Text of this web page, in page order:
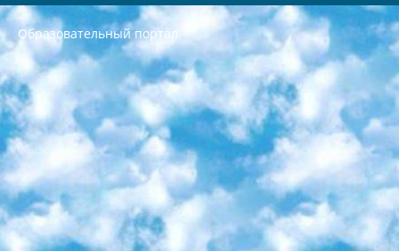
Образовательный портал
РЕСПУБЛИКА УЗБЕКИСТАН МИНИСТРЕРСТВО ДОШКОЛЬНОГО И ШКОЛЬНОГО ОБРАЗОВАНИЯ КОМАНДА в общеобразовательных учреждениях в 2023-2024 учебном году организация и проведение итоговой государственной аттестации обучающихся о Министра дошкольного и школьного образования Республики Узбекистан от 4 марта 2008 года (постановлением Минюста от 20 марта 2008 года № 1778 государственной регистрации) «Итоговое состояние учащихся общего среднего образования на основании положения об утверждении положения об аттестации общего среднего образования выпускной экзамен студентов в образовательных учреждениях в 2023-2024 учебном году В целях организации и прохождения аттестации приказываю: 1. Следующее: перечень предметов, по которым будет проводиться итоговая государственная аттестация и экзамен формы перевода согласно приложению 1; сертификаты международного образца, оценивающие уровень владения иностранными языками перечень согласно приложению 2; 2. Педагогический при специализированных образовательных учреждениях. научно-практический центр квалификации и международной оценки (Д.Давидова) 2024 г. До 25 марта: задания по предметам, по которым будет проводиться итоговая аттестация разработка и утверждение технических условий; итоговая аттестация на основании разработанного предметного задания разработка вопросов по предметам (устно и письменно), экзамен передача; общеобразовательные средние школы и специальные учебные заведения учащиеся выпускных классов школ и интернатов в агентской системе подготовка базы данных экзаменационных материалов и критериев оценки; перевод базы экзаменационных материалов на все языки обучения подать в Республиканский образовательный центр для изготовления; варианты экзаменов на основе разработанных контрольных материалов пусть будут поставлены задачи формирования. 3. Республиканский образовательный центр (Ш.Худайкулов) до 5 апреля 2024 года. до: база данных предоставленных экзаменационных материалов на все языки обучения перевод и экспертиза; для слепых, слабовидящих, глухих, слабослышащих и умственно отсталых детей учащиеся выпускных классов специализированных школ и школ-интернатов база данных экзаменационных материалов на всех преподаваемых языках подготовка критериев оценки; специализированные школы для умственно отсталых детей и технологии для учащихся выпускных классов школ-интернатов разработка соответствующих рекомендаций и критериев проведения ЕГЭ по естествознанию давать задания. 4. Педагогический при специализированных образовательных учреждениях. Научно-практический центр навыков и международной оценки (Д.Давидова), Республика образовательный центр (Худайкулов Ш.) итоговый государственный аттестационный экзамен ориентирован на творческое и логическое мышление при подготовке базы материалов учитывать введение заданий. 5. Следует отметить, что: сертификат государственного образца о знании общеобразовательного предмета и как минимум национальный уровень B1 по предметам на иностранных языках, указанным в Приложении 2. или международно признанный сертификат эквивалентного уровня студенты, изучающие определенный предмет, освобождаются от экзамена; по соответствующим предметам запланирована итоговая государственная аттестация за день до дня, путем жеребьевки Рабочей группой (в письменной форме по предметам, проводимым в форме) из числа сформированных вариантов выбрано 2 варианта; 2 выбранных варианта экзамена анонсированы на официальном сайте министерства и все выпускники по всей стране на основе этих вариантов проводит итоговую государственную аттестацию. 6. Государственное образование учащихся средних общеобразовательных учреждений. знания в соответствии с квалификационными требованиями, которые необходимо приобрести на основании стандартов итоговый (выпускной) контроль для 9 и 11 классов в целях тестирования Экзамены (далее – экзамены) состоят из предметов, перечисленных в приложении 1. будет сделано. 7. Экзамены пройдут с 26 мая по 15 июня 2024 г. (кроме науки физического воспитания). 8. Физическая для учащихся 9 классов общесредних образовательных учреждений. Экзамены по предмету «Образование, квалификация медицина» 1-6 мая 2024 года. сотрудники перевести под присмотр (с отклонениями в физическом или умственном развитии) специализированная школа для детей, школы-интернаты и со сколиозом школы-интернаты санаторного типа для больных детей исключены). 9. Он был слепым, слабовидящим и имел нарушения опорно-двигательного аппарата. экзамены в специализированных школах и интернатах для детей должны проводиться исходя из требований, предъявляемых к общеобразовательным учреждениям (физкультура кроме науки). 10. Специализированная школа для глухих и слабослышащих детей. и экзамены в интернатах и быть реализован в виде письменного теста по математике. 11. Специальность для умственно отсталых детей. Для 9 класса Родной язык и литературное письмо Государственный язык (язык обучения – узбекский). для неклассов) написано Математическое письмо Письменная/устная история Узбекистана Физическое воспитание практично Итоговый контроль Для 11 класса Написание родного языка и литературы (эссе) Математическое письмо Узбекский язык (обучение на узбекском языке) не посещающее общее среднее образование для учреждений)/Образовательное учреждение выбор письменный и устный Иностранный язык письменный/устный Письменная/устная история Узбекистана *По выбору студента:  Химия  Физика  Основы государственного права  География 10 бесплатных образовательных ресурсов - Мы составили подборку онлайн-проектов с интерактивными упражнениями, видеолекциями и статьями. Они помогут вам обрести новые и освежить старые знания бесплатно. 1. «ИНТУИТ» Старейшая образовательная площадка Рунета. Здесь вы найдёте сотни текстовых и видеокурсов на десятки различных тем — от программирования до психологии. Многие курсы подготовлены российскими университетами и крупными международными компаниями вроде Intel и Microsoft. Самостоятельное обучение бесплатное, но желающие могут оплатить услуги персональных наставников. 2. «Смартия» знакомит с актуальными профессиями и подсказывает, как им обучаться. Выбрав заинтересовавшую вас специальность — SMM-специалист, фотограф, веб-дизайнер или другую, — увидите список необходимых для неё умений. Чтобы вы могли освоить их самостоятельно, для каждого умения площадка отображает подборку ссылок на учебные материалы. Хотя «Смартия» ориентируется на русскоязычную аудиторию, часть контента всё же доступна только на английском. 3. «Лекторий Физтеха» Проект Московского физико-технического института (Физтеха). С его помощью вы можете смотреть онлайн серии лекций, записанные на видео в этом вузе. В числе доступных предметов — физика, биология, химия, информационные технологии и другие. К некоторым лекциям администрация ресурса прилагает готовые конспекты, которые можно скачивать в PDF-формате. 4. ITMOcourses Онлайн-площадка Санкт-Петербургского национального исследовательского университета информационных технологий, механики и оптики (ИТМО). Ресурс предоставляет свободный доступ к курсам, разработанным в этом вузе. Каталог материалов разбит на четыре категории: «Оптические системы и технологии», «Приборостроение и робототехника», «Информационные технологии» и «Биотехнологии». Курсы состоят из видеолекций, интерактивных демонстраций и заданий. 5. «КиберЛенинка» Электронная научная библиотека открытого доступа. Каталог площадки регулярно обрастает текстами статей из различных научных изданий. Сгруппированные по журналам и рубрикам публикации можно читать онлайн или скачивать целиком в PDF-формате. Проект нацелен на популяризацию науки за счёт открытого доступа к качественной информации. 6. «ПостНаука» На этом ресурсе публикуют подборки видеолекций, составленные экспертами из разных отраслей и объединённые общими темами. Среди них, к примеру, есть серии «Биоинформатика и геномика», «Культура средневековой Скандинавии» и Cinema Studies о теории кино. Каждая подборка лекций — логически связанная история, рассказанная экспертом от первого лица. Кроме того, на сайте появляются научно-образовательные статьи и тесты на разные темы. 7. «Newочём» Команда проекта «Newочём» отбирает самые интересные тексты из англоязычных СМИ и переводит те из них, за которые голосуют участники сообщества «ВКонтакте». По большей части это научно-популярные статьи. Редакторы придумывают лишь заголовки, в остальном содержание переводов соответствует оригиналам. Полные тексты можно читать прямо в социальной сети. 8. InternetUrok Онлайн-база материалов по основным дисциплинам школьной программы. Информация на сайте структурирована по классам, предметам и темам (урокам). Каждый урок состоит из видеолекций и конспектов. Есть также интерактивные тренажёры и тесты для закрепления пройденного материала. Даже если вы давно окончили школу, возможность повторить программу старших классов всегда может пригодиться. 9. Edutainme Ещё один ресурс об образовании. В отличие от Newtonew, как мне кажется, Edutainme больше ориентируется на представителей индустрии: педагогов, предпринимателей, разработчиков образовательных проектов. Но и любой, кто просто стремится к саморазвитию, найдёт на сайте много полезного и интересного для себя. Например, информацию о новых курсах и образовательных сервисах. 10. Newtonew Онлайн-медиа об образовании и обучении в широком смысле. Авторы Newtonew пишут об инструментах, заведениях, тактиках и стратегиях, которые помогают учить других и получать новые знания самостоятельно. На этой площадке вы найдёте новости, обзоры, аналитические мат